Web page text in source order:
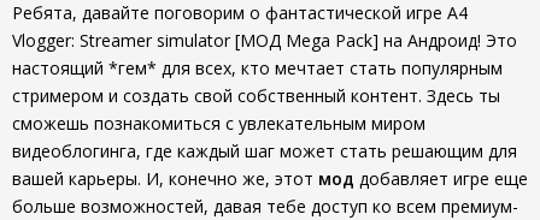
Ребята, давайте поговорим о фантастической игре A4
Vlogger: Streamer simulator [МОД Mega Pack] на Андроид! Это
настоящий *гем* для всех, кто мечтает стать популярным
стримером и создать свой собственный контент. Здесь ты
сможешь познакомиться с увлекательным миром
видеоблогинга, где каждый шаг может стать решающим для
вашей карьеры. И, конечно же, этот мод добавляет игре еще
больше возможностей, давая тебе доступ ко всем премиум-